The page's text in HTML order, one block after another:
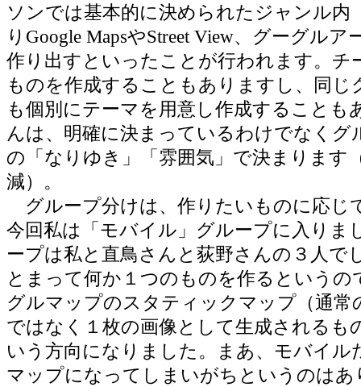
ソンでは基本的に決められたジャンル内
りGoogle MapsやStreet View、グーグル
作り出すといったことが行われます。チ
ものを作成することもありますし、同じ
も個別にテーマを用意し作成することも
んは、明確に決まっているわけでなくグ
の「なりゆき」「雰囲気」で決まります
減）。
グループ分けは、作りたいものに応じ
今回私は「モバイル」グループに入りま
ープは私と直鳥さんと荻野さんの３人で
とまって何か１つのものを作るというの
グルマップのスタティックマップ（通常
ではなく１枚の画像として生成されるも
いう方向になりました。まあ、モバイル
マップになってしまいがちというのはあ